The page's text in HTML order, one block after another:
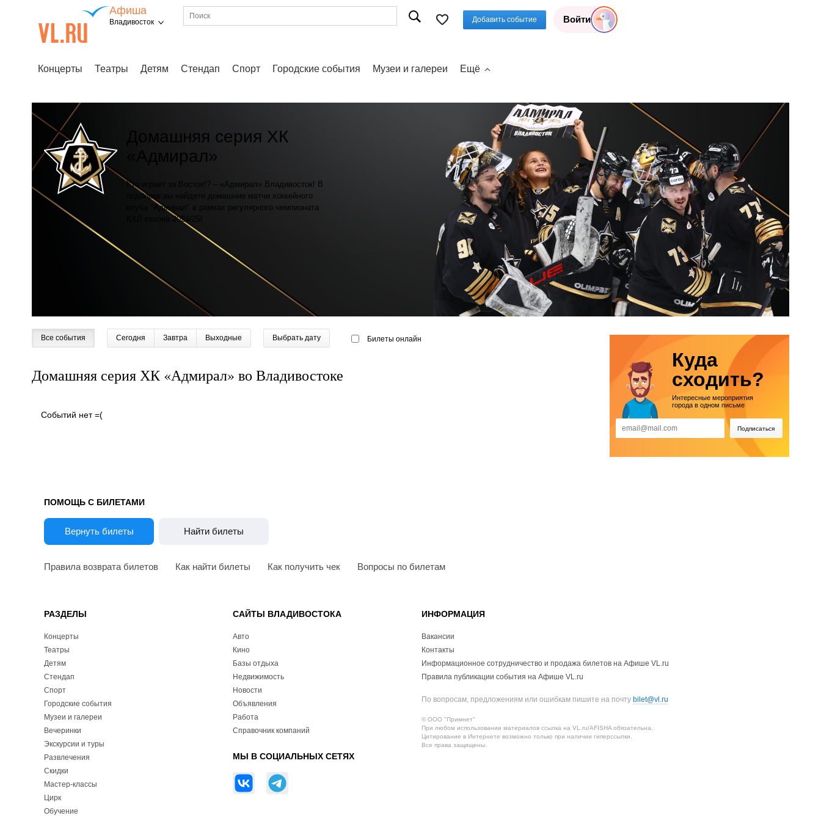
Афиша
Владивосток Добавить событие Войти
Концерты Театры Детям Стендап Спорт Городские события Музеи и галереи Ещё
Домашняя серия ХК
«Адмирал»
Кто играет за Восток!? – «Адмирал» Владивосток! В
подборке вы найдете домашние матчи хоккейного
клуба "Адмирал" в рамках регулярного чемпионата
КХЛ сезона 2024/25!
Все события Сегодня Завтра Выходные Выбрать дату Билеты онлайн
Домашняя серия ХК «Адмирал» во Владивостоке
Событий нет =(
Куда
сходить?
Интересные мероприятия
города в одном письме
Подписаться
ПОМОЩЬ С БИЛЕТАМИ
Вернуть билеты Найти билеты
Правила возврата билетов Как найти билеты Как получить чек Вопросы по билетам
РАЗДЕЛЫ
Концерты
Театры
Детям
Стендап
Спорт
Городские события
Музеи и галереи
Вечеринки
Экскурсии и туры
Развлечения
Скидки
Мастер-классы
Цирк
Обучение
САЙТЫ ВЛАДИВОСТОКА
Авто
Кино
Базы отдыха
Недвижимость
Новости
Объявления
Работа
Справочник компаний
МЫ В СОЦИАЛЬНЫХ СЕТЯХ
ИНФОРМАЦИЯ
Вакансии
Контакты
Информационное сотрудничество и продажа билетов на Афише VL.ru
Правила публикации события на Афише VL.ru
По вопросам, предложениям или ошибкам пишите на почту bilet@vl.ru
© ООО "Примнет"
При любом использовании материалов ссылка на VL.ru/AFISHA обязательна.
Цитирование в Интернете возможно только при наличии гиперссылки.
Все права защищены.